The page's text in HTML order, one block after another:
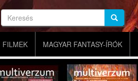
Keresés
Keresés Keresés
FILMEK MAGYAR FANTASY-ÍRÓK